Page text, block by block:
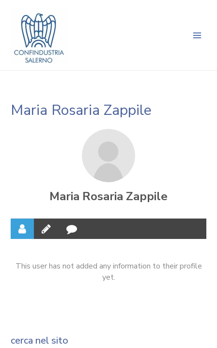
contenuto
Maria Rosaria Zappile
Maria Rosaria Zappile
This user has not added any information to their profile
yet.
cerca nel sito